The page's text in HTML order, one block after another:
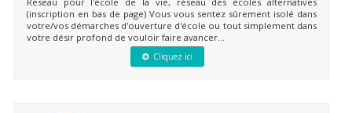
(inscription en bas de page) Vous vous sentez sûrement isolé dans
votre/vos démarches d'ouverture d'école ou tout simplement dans
votre désir profond de vouloir faire avancer...
Cliquez ici